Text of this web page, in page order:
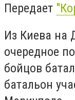
Передает
Из Киева на
очередное
бойцов
батальон